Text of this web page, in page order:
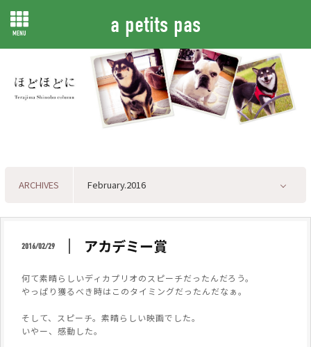
MENU a petits pas
ARCHIVES
2016/02/29 アカデミー賞
何て素晴らしいディカプリオのスピーチだったんだろう。
やっぱり獲るべき時はこのタイミングだったんだなぁ。
そして、スピーチ。素晴らしい映画でした。
いやー、感動した。